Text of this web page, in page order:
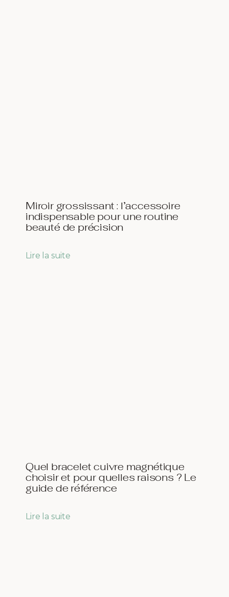
Miroir grossissant : l’accessoire
indispensable pour une routine
beauté de précision
Lire la suite
Quel bracelet cuivre magnétique
choisir et pour quelles raisons ? Le
guide de référence
Lire la suite